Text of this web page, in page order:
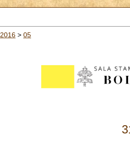
2016 > 05